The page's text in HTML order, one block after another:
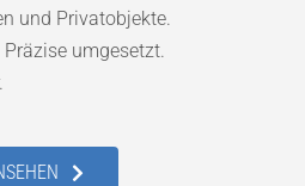
und Privatobjekte.
umgesetzt.